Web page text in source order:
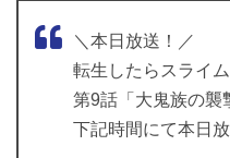
＼本日放送！／
転生したらスライ
第9話「大鬼族の襲
下記時間にて本日放